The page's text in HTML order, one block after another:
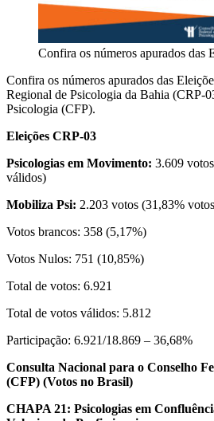
Confira os números apurados das
Confira os números apurados das
Regional de Psicologia da Bahia (CRP-
Psicologia (CFP).
Eleições CRP-03
Psicologias em Movimento: 3.609
válidos)
Mobiliza Psi: 2.203 votos (31,83%
Votos brancos: 358 (5,17%)
Votos Nulos: 751 (10,85%)
Total de votos: 6.921
Total de votos válidos: 5.812
Participação: 6.921/18.869 – 36,68%
Consulta Nacional para o Conselho
(CFP) (Votos no Brasil)
CHAPA 21: Psicologias em